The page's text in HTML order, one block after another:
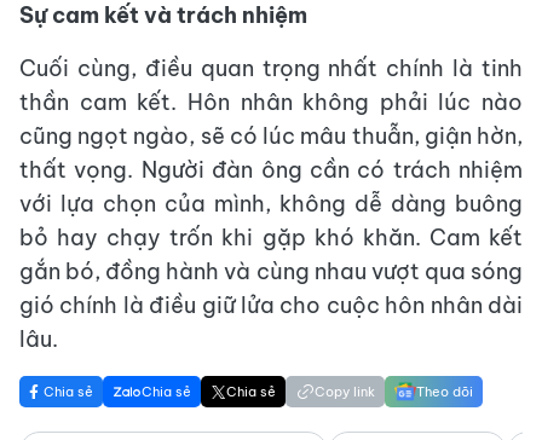
Sự cam kết và trách nhiệm
Cuối cùng, điều quan trọng nhất chính là tinh
thần cam kết. Hôn nhân không phải lúc nào
cũng ngọt ngào, sẽ có lúc mâu thuẫn, giận hờn,
thất vọng. Người đàn ông cần có trách nhiệm
với lựa chọn của mình, không dễ dàng buông
bỏ hay chạy trốn khi gặp khó khăn. Cam kết
gắn bó, đồng hành và cùng nhau vượt qua sóng
gió chính là điều giữ lửa cho cuộc hôn nhân dài
lâu.
Chia sẻ Chia sẻ Chia sẻ Copy link Theo dõi